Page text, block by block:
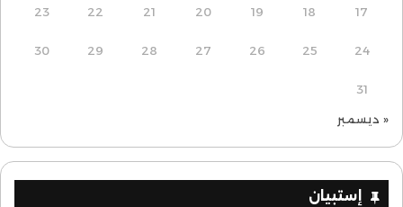
17
18
19
20
21
22
23
24
25
26
27
28
29
30
31
« ديسمبر
إستبيان